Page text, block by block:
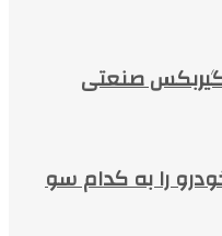
صنعتی
را به کدام سو